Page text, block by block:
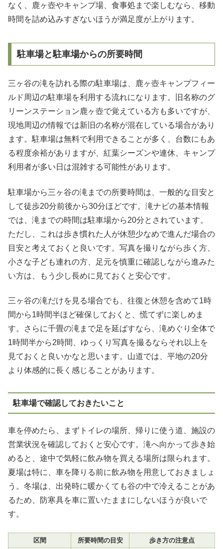
なく、鹿ヶ壺やキャンプ場、食事処まで楽しむなら、移動
時間を詰め込みすぎないほうが満足度が上がります。
駐車場と駐車場からの所要時間
三ヶ谷の滝を訪れる際の駐車場は、鹿ヶ壺キャンプフィー
ルド周辺の駐車場を利用する流れになります。旧名称のグ
リーンステーション鹿ヶ壺で覚えている方も多いですが、
現地周辺の情報では新旧の名称が混在している場合があり
ます。駐車場は無料で利用できることが多く、台数にもあ
る程度余裕がありますが、紅葉シーズンや連休、キャンプ
利用者が多い日は混雑する可能性があります。
駐車場から三ヶ谷の滝までの所要時間は、一般的な目安と
して徒歩20分前後から30分ほどです。滝ナビの基本情報
では、滝までの時間は駐車場から20分とされています。
ただし、これは歩き慣れた人が休憩少なめで進んだ場合の
目安と考えておくと良いです。写真を撮りながら歩く方、
小さな子ども連れの方、足元を慎重に確認しながら進みた
い方は、もう少し長めに見ておくと安心です。
三ヶ谷の滝だけを見る場合でも、往復と休憩を含めて1時
間から1時間半ほど確保しておくと、慌てずに楽しめま
す。さらに千畳の滝まで足を延ばすなら、滝めぐり全体で
1時間半から2時間、ゆっくり写真を撮るならそれ以上を
見ておくと良いかなと思います。山道では、平地の20分
より体感的に長く感じることがあります。
駐車場で確認しておきたいこと
車を停めたら、まずトイレの場所、帰りに使う道、施設の
営業状況を確認しておくと安心です。滝へ向かって歩き始
めると、途中で気軽に飲み物を買える場所は限られます。
夏場は特に、車を降りる前に飲み物を用意しておきましょ
う。冬場は、出発時に暖かくても谷の中で冷えることがあ
るため、防寒具を車に置いたままにしないほうが良いで
す。
区間 所要時間の目安 歩き方の注意点